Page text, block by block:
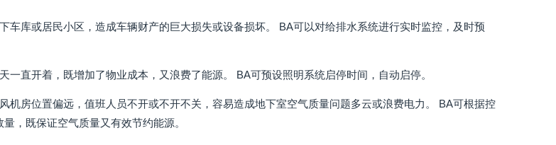
车库或居民小区，造成车辆财产的巨大损失或设备损坏。 BA可以对给排水系统进行实时监控，及时预
一直开着，既增加了物业成本，又浪费了能源。 BA可预设照明系统启停时间，自动启停。
机房位置偏远，值班人员不开或不开不关，容易造成地下室空气质量问题多云或浪费电力。 BA可根据控
，既保证空气质量又有效节约能源。